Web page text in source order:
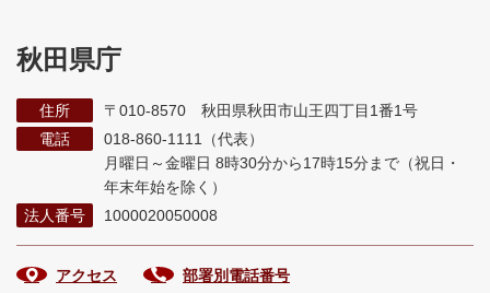
秋田県庁
住所
〒010-8570 秋田県秋田市山王四丁目1番1号
電話
018-860-1111（代表）
月曜日～金曜日 8時30分から17時15分まで （祝日・
年末年始を除く）
法人番号
1000020050008
アクセス 部署別電話番号